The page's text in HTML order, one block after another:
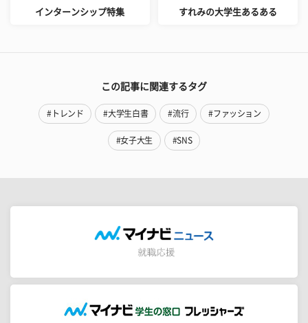
インターンシップ特集 すれみの大学生あるある
この記事に関連するタグ
#トレンド #大学生白書 #流行 #ファッション
#女子大生 #SNS